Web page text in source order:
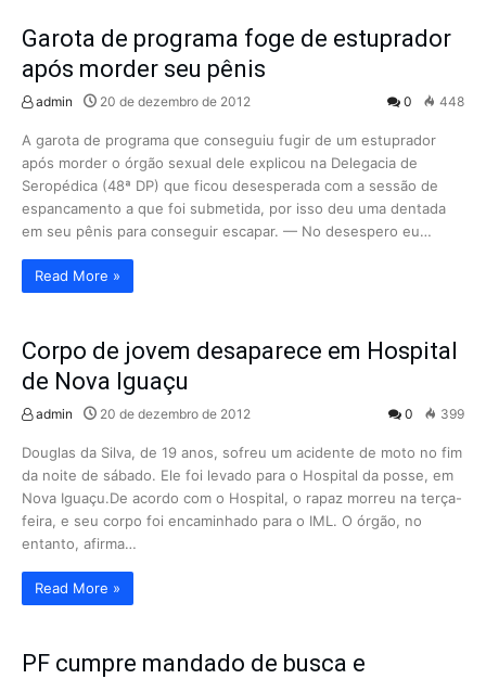
Garota de programa foge de estuprador
após morder seu pênis
admin 20 de dezembro de 2012 0 448
A garota de programa que conseguiu fugir de um estuprador
após morder o órgão sexual dele explicou na Delegacia de
Seropédica (48ª DP) que ficou desesperada com a sessão de
espancamento a que foi submetida, por isso deu uma dentada
em seu pênis para conseguir escapar. — No desespero eu…
Read More »
Corpo de jovem desaparece em Hospital
de Nova Iguaçu
admin 20 de dezembro de 2012 0 399
Douglas da Silva, de 19 anos, sofreu um acidente de moto no fim
da noite de sábado. Ele foi levado para o Hospital da posse, em
Nova Iguaçu.De acordo com o Hospital, o rapaz morreu na terça-
feira, e seu corpo foi encaminhado para o IML. O órgão, no
entanto, afirma…
Read More »
PF cumpre mandado de busca e